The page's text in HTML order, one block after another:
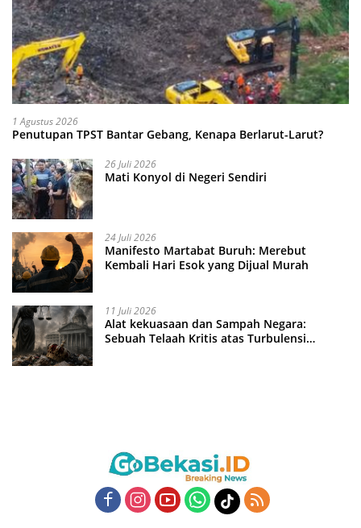
1 Agustus 2026
Penutupan TPST Bantar Gebang, Kenapa Berlarut-Larut?
26 Juli 2026
Mati Konyol di Negeri Sendiri
24 Juli 2026
Manifesto Martabat Buruh: Merebut
Kembali Hari Esok yang Dijual Murah
11 Juli 2026
Alat kekuasaan dan Sampah Negara:
Sebuah Telaah Kritis atas Turbulensi